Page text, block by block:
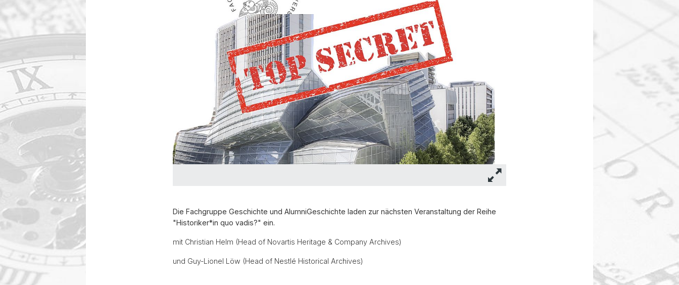
Die Fachgruppe Geschichte und AlumniGeschichte laden zur nächsten Veranstaltung der Reihe
"Historiker*in quo vadis?" ein.
mit Christian Helm (Head of Novartis Heritage & Company Archives)
und Guy-Lionel Löw (Head of Nestlé Historical Archives)